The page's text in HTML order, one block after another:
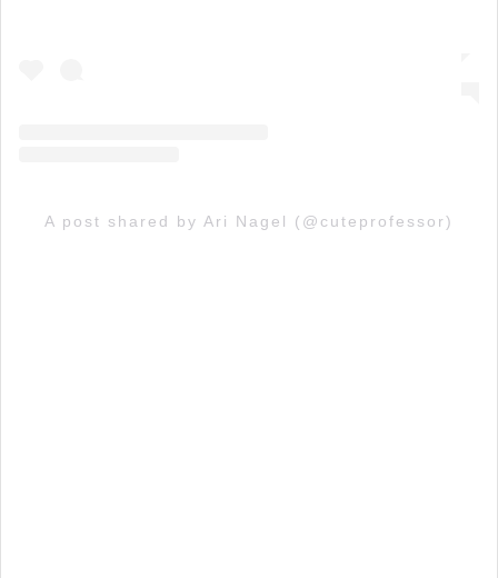
A post shared by Ari Nagel (@cuteprofessor)